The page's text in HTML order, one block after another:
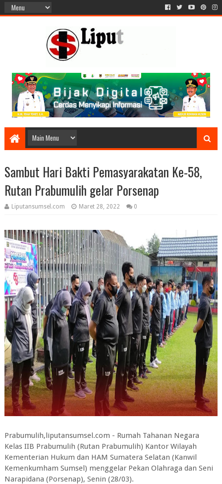
Sambut Hari Bakti Pemasyarakatan Ke-58,
Rutan Prabumulih gelar Porsenap
Liputansumsel.com Maret 28, 2022 0
Prabumulih,liputansumsel.com - Rumah Tahanan Negara
Kelas IIB Prabumulih (Rutan Prabumulih) Kantor Wilayah
Kementerian Hukum dan HAM Sumatera Selatan (Kanwil
Kemenkumham Sumsel) menggelar Pekan Olahraga dan Seni
Narapidana (Porsenap), Senin (28/03).